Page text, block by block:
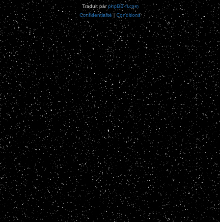
Traduit parphpBB-fr.com
Confidentialité|Conditions